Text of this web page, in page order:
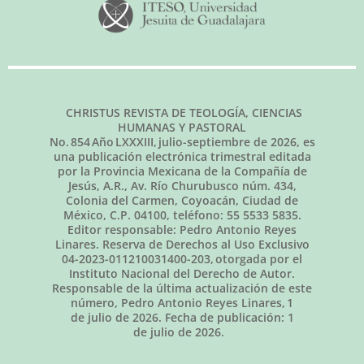
CHRISTUS REVISTA DE TEOLOGÍA, CIENCIAS
HUMANAS Y PASTORAL
No.854Año LXXXIII, julio-septiembre de 2026, es
una publicación electrónica trimestral editada
por la Provincia Mexicana de la Compañía de
Jesús, A.R., Av. Río Churubusco núm. 434,
Colonia del Carmen, Coyoacán, Ciudad de
México, C.P. 04100, teléfono: 55 5533 5835.
Editor responsable: Pedro Antonio Reyes
Linares. Reserva de Derechos al Uso Exclusivo
04-2023-011210031400-203, otorgada por el
Instituto Nacional del Derecho de Autor.
Responsable de la última actualización de este
número, Pedro Antonio Reyes Linares, 1
de julio de 2026. Fecha de publicación: 1
de julio de 2026.